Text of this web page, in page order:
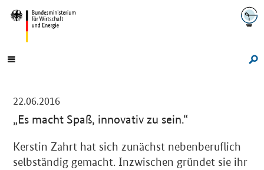
Navigation
Hauptmenü
22.06.2016
„Es macht Spaß, innovativ zu sein.“
Kerstin Zahrt hat sich zunächst nebenberuflich
selbständig gemacht. Inzwischen gründet sie ihr